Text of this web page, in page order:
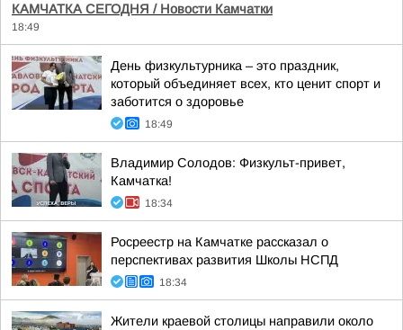
КАМЧАТКА СЕГОДНЯ / Новости Камчатки
18:49
День физкультурника – это праздник,
который объединяет всех, кто ценит спорт и
заботится о здоровье
18:49
Владимир Солодов: Физкульт-привет,
Камчатка!
18:34
Росреестр на Камчатке рассказал о
перспективах развития Школы НСПД
18:34
Жители краевой столицы направили около